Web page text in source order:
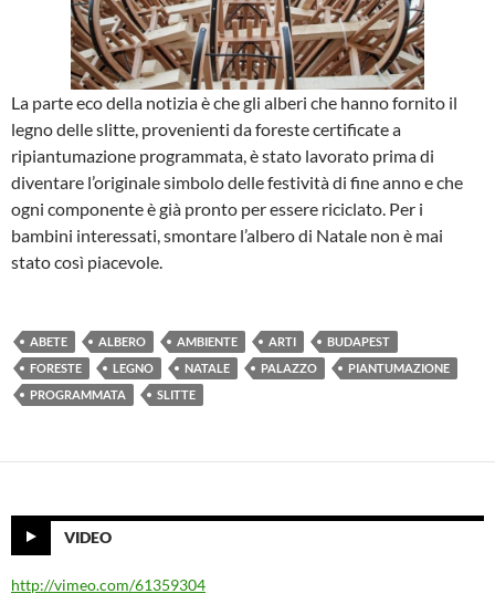
La parte eco della notizia è che gli alberi che hanno fornito il
legno delle slitte, provenienti da foreste certificate a
ripiantumazione programmata, è stato lavorato prima di
diventare l’originale simbolo delle festività di fine anno e che
ogni componente è già pronto per essere riciclato. Per i
bambini interessati, smontare l’albero di Natale non è mai
stato così piacevole.
ABETE ALBERO AMBIENTE ARTI
BUDAPEST
FORESTE
LEGNO NATALE PALAZZO
PIANTUMAZIONE
PROGRAMMATA
SLITTE
VIDEO
http://vimeo.com/61359304